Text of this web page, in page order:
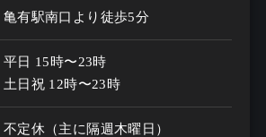
亀有駅南口より徒歩5分
平日 15時〜23時
土日祝 12時〜23時
不定休（主に隔週木曜日）